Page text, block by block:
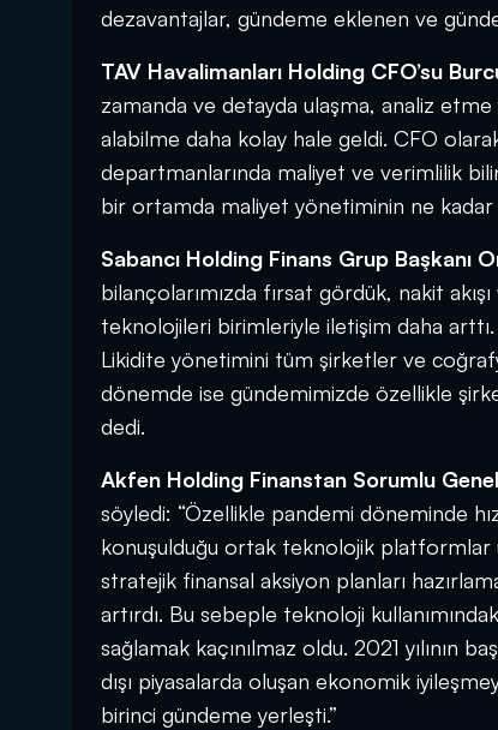
dezavantajlar, gündeme eklenen ve
TAV Havalimanları Holding CFO’su
zamanda ve detayda ulaşma, analiz
alabilme daha kolay hale geldi. CFO
departmanlarında maliyet ve verimlilik
bir ortamda maliyet yönetiminin ne kadar
Sabancı Holding Finans Grup Başkanı
bilançolarımızda fırsat gördük, nakit
teknolojileri birimleriyle iletişim daha
Likidite yönetimini tüm şirketler ve
dönemde ise gündemimizde özellikle
dedi.
Akfen Holding Finanstan Sorumlu
söyledi: “Özellikle pandemi döneminde
konuşulduğu ortak teknolojik platformlar
stratejik finansal aksiyon planları
artırdı. Bu sebeple teknoloji
sağlamak kaçınılmaz oldu. 2021 yılının
dışı piyasalarda oluşan ekonomik
birinci gündeme yerleşti.”